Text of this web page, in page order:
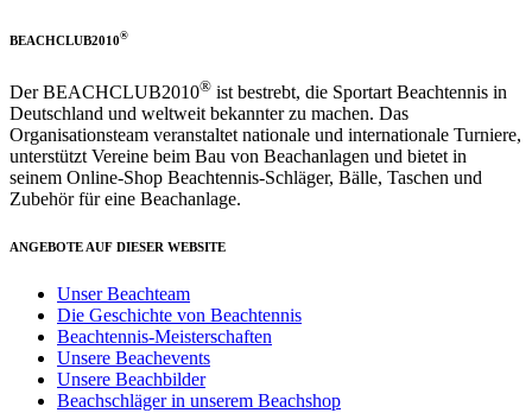
BEACHCLUB2010®
Der BEACHCLUB2010® ist bestrebt, die Sportart Beachtennis in
Deutschland und weltweit bekannter zu machen. Das
Organisationsteam veranstaltet nationale und internationale Turniere,
unterstützt Vereine beim Bau von Beachanlagen und bietet in
seinem Online-Shop Beachtennis-Schläger, Bälle, Taschen und
Zubehör für eine Beachanlage.
ANGEBOTE AUF DIESER WEBSITE
Unser Beachteam
Die Geschichte von Beachtennis
Beachtennis-Meisterschaften
Unsere Beachevents
Unsere Beachbilder
Beachschläger in unserem Beachshop